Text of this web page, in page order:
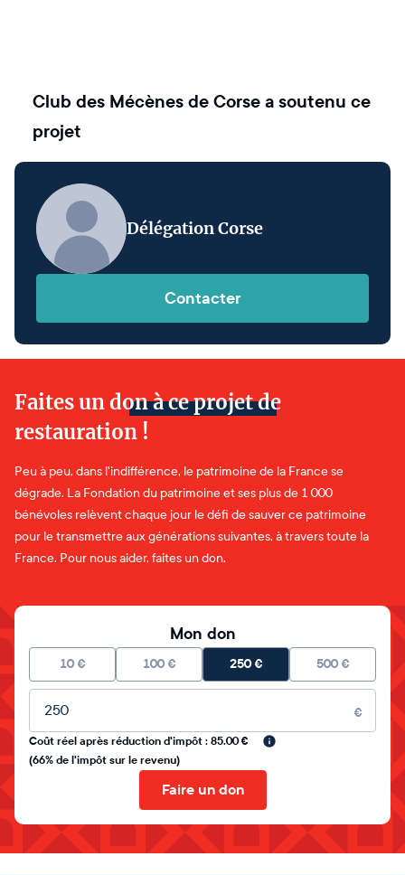
Club des Mécènes de Corsea soutenu ce
projet
Délégation Corse
Contacter
Faites un don à ce projet de
restauration !
Peu à peu, dans l'indifférence, le patrimoine de la France se
dégrade. La Fondation du patrimoine et ses plus de 1 000
bénévoles relèvent chaque jour le défi de sauver ce patrimoine
pour le transmettre aux générations suivantes, à travers toute la
France. Pour nous aider, faites un don.
Mon don
10 € 100 € 250€ 500 €
Montant libre
€
Coût réel après réduction d'impôt : 85.00 €
(66% de l'impôt sur le revenu)
Faire un don